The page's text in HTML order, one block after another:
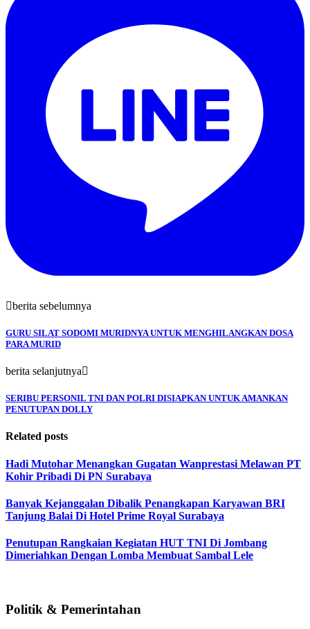
berita sebelumnya
GURU SILAT SODOMI MURIDNYA UNTUK MENGHILANGKAN DOSA
PARA MURID
berita selanjutnya
SERIBU PERSONIL TNI DAN POLRI DISIAPKAN UNTUK AMANKAN
PENUTUPAN DOLLY
Related posts
Hadi Mutohar Menangkan Gugatan Wanprestasi Melawan PT
Kohir Pribadi Di PN Surabaya
Banyak Kejanggalan Dibalik Penangkapan Karyawan BRI
Tanjung Balai Di Hotel Prime Royal Surabaya
Penutupan Rangkaian Kegiatan HUT TNI Di Jombang
Dimeriahkan Dengan Lomba Membuat Sambal Lele
Politik & Pemerintahan